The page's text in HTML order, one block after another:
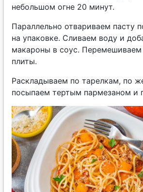
небольшом огне 20 минут.
Параллельно отвариваем пасту
на упаковке. Сливаем воду и
макароны в соус.
плиты.
Раскладываем по тарелкам, по
посыпаем тертым пармезаном и